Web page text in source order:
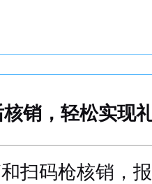
销，轻松实现
扫码枪核销，